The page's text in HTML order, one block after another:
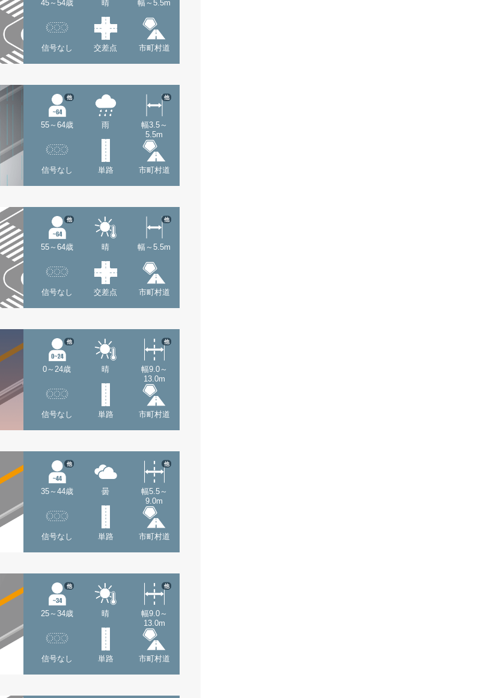
45～54歳 晴 幅～5.5m
信号なし 交差点 市町村道
55～64歳
他
雨
幅3.5～
5.5m
他
信号なし 単路 市町村道
55～64歳
他
晴 幅～5.5m
他
信号なし 交差点 市町村道
0～24歳
他
晴
幅9.0～
13.0m
他
信号なし 単路 市町村道
35～44歳
他
曇
幅5.5～
9.0m
他
信号なし 単路 市町村道
25～34歳
他
晴
幅9.0～
13.0m
他
信号なし 単路 市町村道